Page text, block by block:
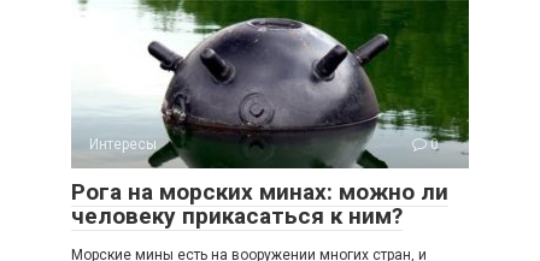
Интересы 0
Рога на морских минах: можно ли
человеку прикасаться к ним?
Морские мины есть на вооружении многих стран, и